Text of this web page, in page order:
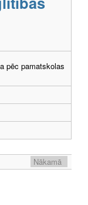
pēc pamatskolas
Nākamā